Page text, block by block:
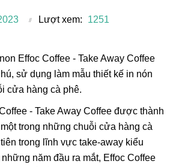
Lượt xem: 1251
Effoc Coffee - Take Away Coffee
sử dụng làm mẫu thiết kế in nón
cửa hàng cà phê.
- Take Away Coffee được thành
trong những chuỗi cửa hàng cà
trong lĩnh vực take-away kiểu
năm đầu ra mắt, Effoc Coffee